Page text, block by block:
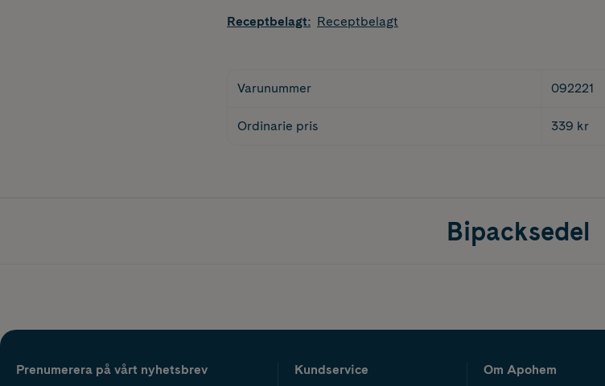
Receptbelagt: Receptbelagt
Varunummer 092221
Ordinarie pris 339 kr
Bipacksedel
Prenumerera på vårt nyhetsbrev
Kundservice Om Apohem